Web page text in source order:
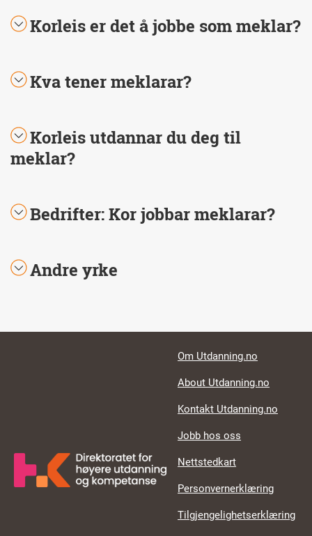
Korleis er det å jobbe som meklar?
Kva tener meklarar?
Korleis utdannar du deg til
meklar?
Bedrifter: Kor jobbar meklarar?
Andre yrke
Footer links
Om Utdanning.no
About Utdanning.no
Kontakt Utdanning.no
Jobb hos oss
Nettstedkart
Personvernerklæring
Tilgjengelighetserklæring